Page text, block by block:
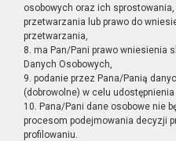
osobowych oraz ich
przetwarzania lub prawo do
przetwarzania,
8. ma Pan/Pani prawo wniesienia
Danych Osobowych,
9. podanie przez Pana/Panią
(dobrowolne) w celu
10. Pana/Pani dane osobowe nie
procesom podejmowania decyzji
profilowaniu.